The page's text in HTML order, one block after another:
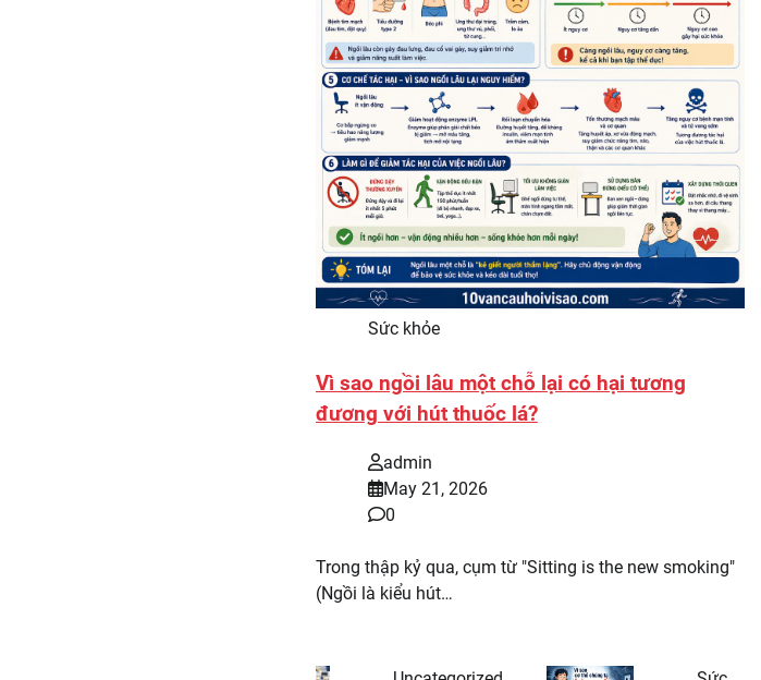
Sức khỏe
Vì sao ngồi lâu một chỗ lại có hại tương
đương với hút thuốc lá?
admin
May 21, 2026
0
Trong thập kỷ qua, cụm từ "Sitting is the new smoking"
(Ngồi là kiểu hút…